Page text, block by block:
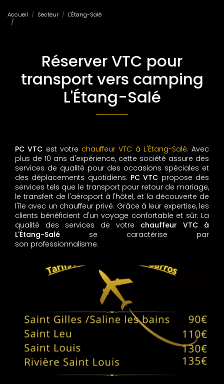
Accueil Secteur
L'Étang-Salé
Réserver VTC pour
transport vers camping
L'Étang-Salé
PC VTC est votre chauffeur VTC à L'Étang-Salé. Avec
plus de 10 ans d'expérience, cette société assure des
services de qualité pour des occasions spéciales et
des déplacements quotidiens. PC VTC propose des
services tels que le transport pour retour de mariage,
le transfert de l'aéroport à l'hôtel, et la découverte de
l'île avec un chauffeur privé. Grâce à leur expertise, les
clients bénéficient d'un voyage confortable et sûr. La
qualité des services de votre chauffeur VTC à
L'Étang-Salé se caractérise par
son professionnalisme.